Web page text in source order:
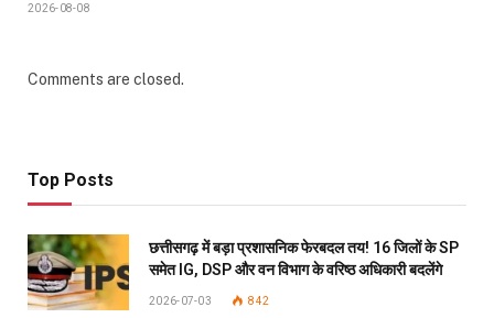
2026-08-08
Comments are closed.
Top Posts
छत्तीसगढ़ में बड़ा प्रशासनिक फेरबदल तय! 16 जिलों के SP
समेत IG, DSP और वन विभाग के वरिष्ठ अधिकारी बदलेंगे
2026-07-03 842